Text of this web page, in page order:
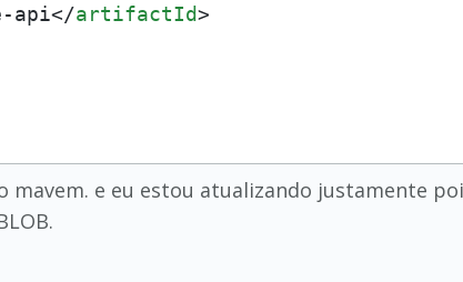
api</artifactId>
mavem. e eu estou atualizando justamente